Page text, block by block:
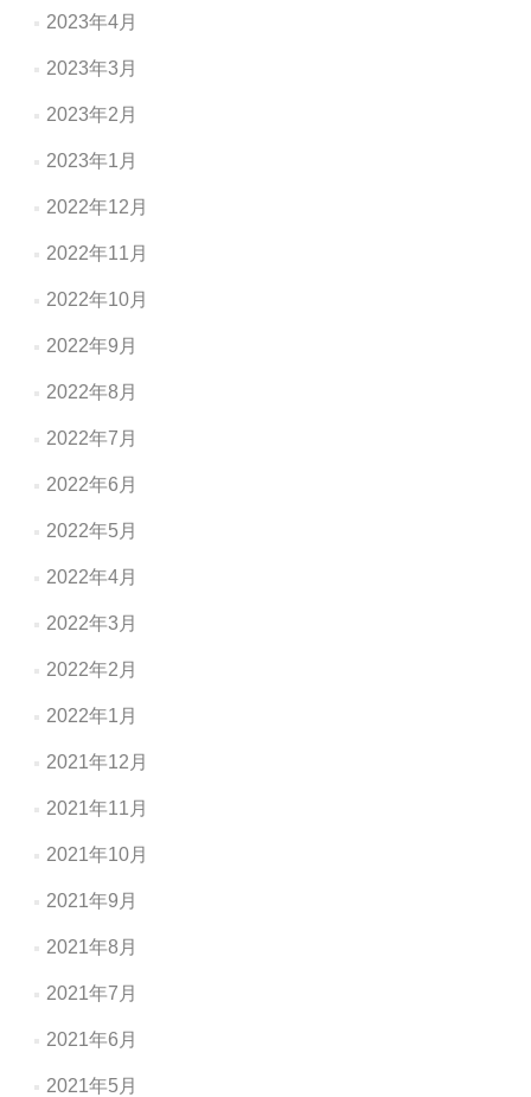
2023年4月
2023年3月
2023年2月
2023年1月
2022年12月
2022年11月
2022年10月
2022年9月
2022年8月
2022年7月
2022年6月
2022年5月
2022年4月
2022年3月
2022年2月
2022年1月
2021年12月
2021年11月
2021年10月
2021年9月
2021年8月
2021年7月
2021年6月
2021年5月